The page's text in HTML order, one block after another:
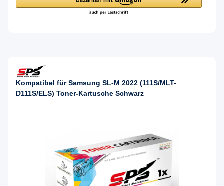
Kompatibel für Samsung SL-M 2022 (111S/MLT-
D111S/ELS) Toner-Kartusche Schwarz